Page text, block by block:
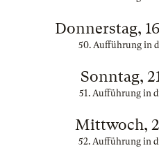
Donnerstag,
50. Aufführung in
Sonntag,
51. Aufführung in
Mittwoch,
52. Aufführung in